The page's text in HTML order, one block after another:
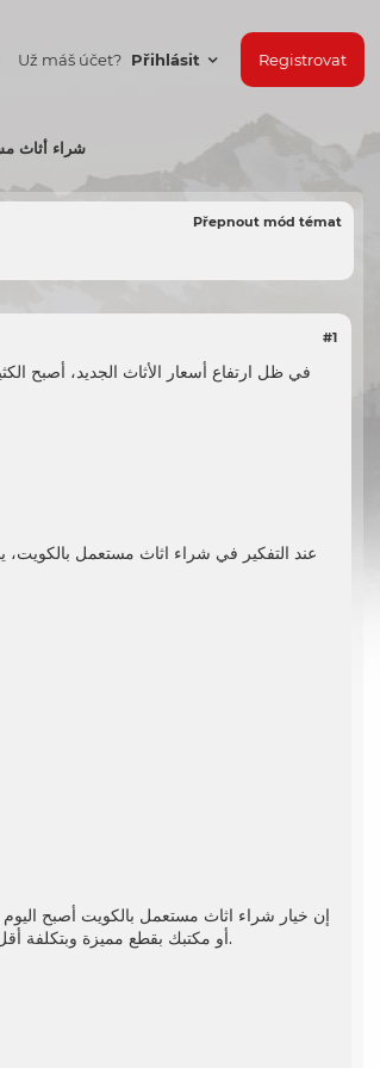
Už máš účet? Přihlásit Registrovat
شراء أثاث
Přepnout mód témat
#1
في ظل ارتفاع أسعار الأثاث الجديد، أصبح
عند التفكير في شراء اثاث مستعمل
إن خيار شراء اثاث مستعمل بالكويت أصبح
أو مكتبك بقطع مميزة وبتكلفة أقل بكثير من الأثاث الجديد. ومع تعدد أماكن بيع الأثاث المستعمل بالكويت، أصبح من السهل العثور على ما يناسبك ويعكس ذوقك الخاص.